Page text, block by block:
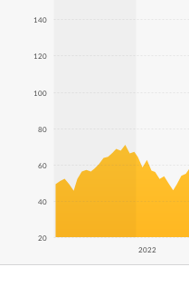
2022
20
40
60
80
100
120
140